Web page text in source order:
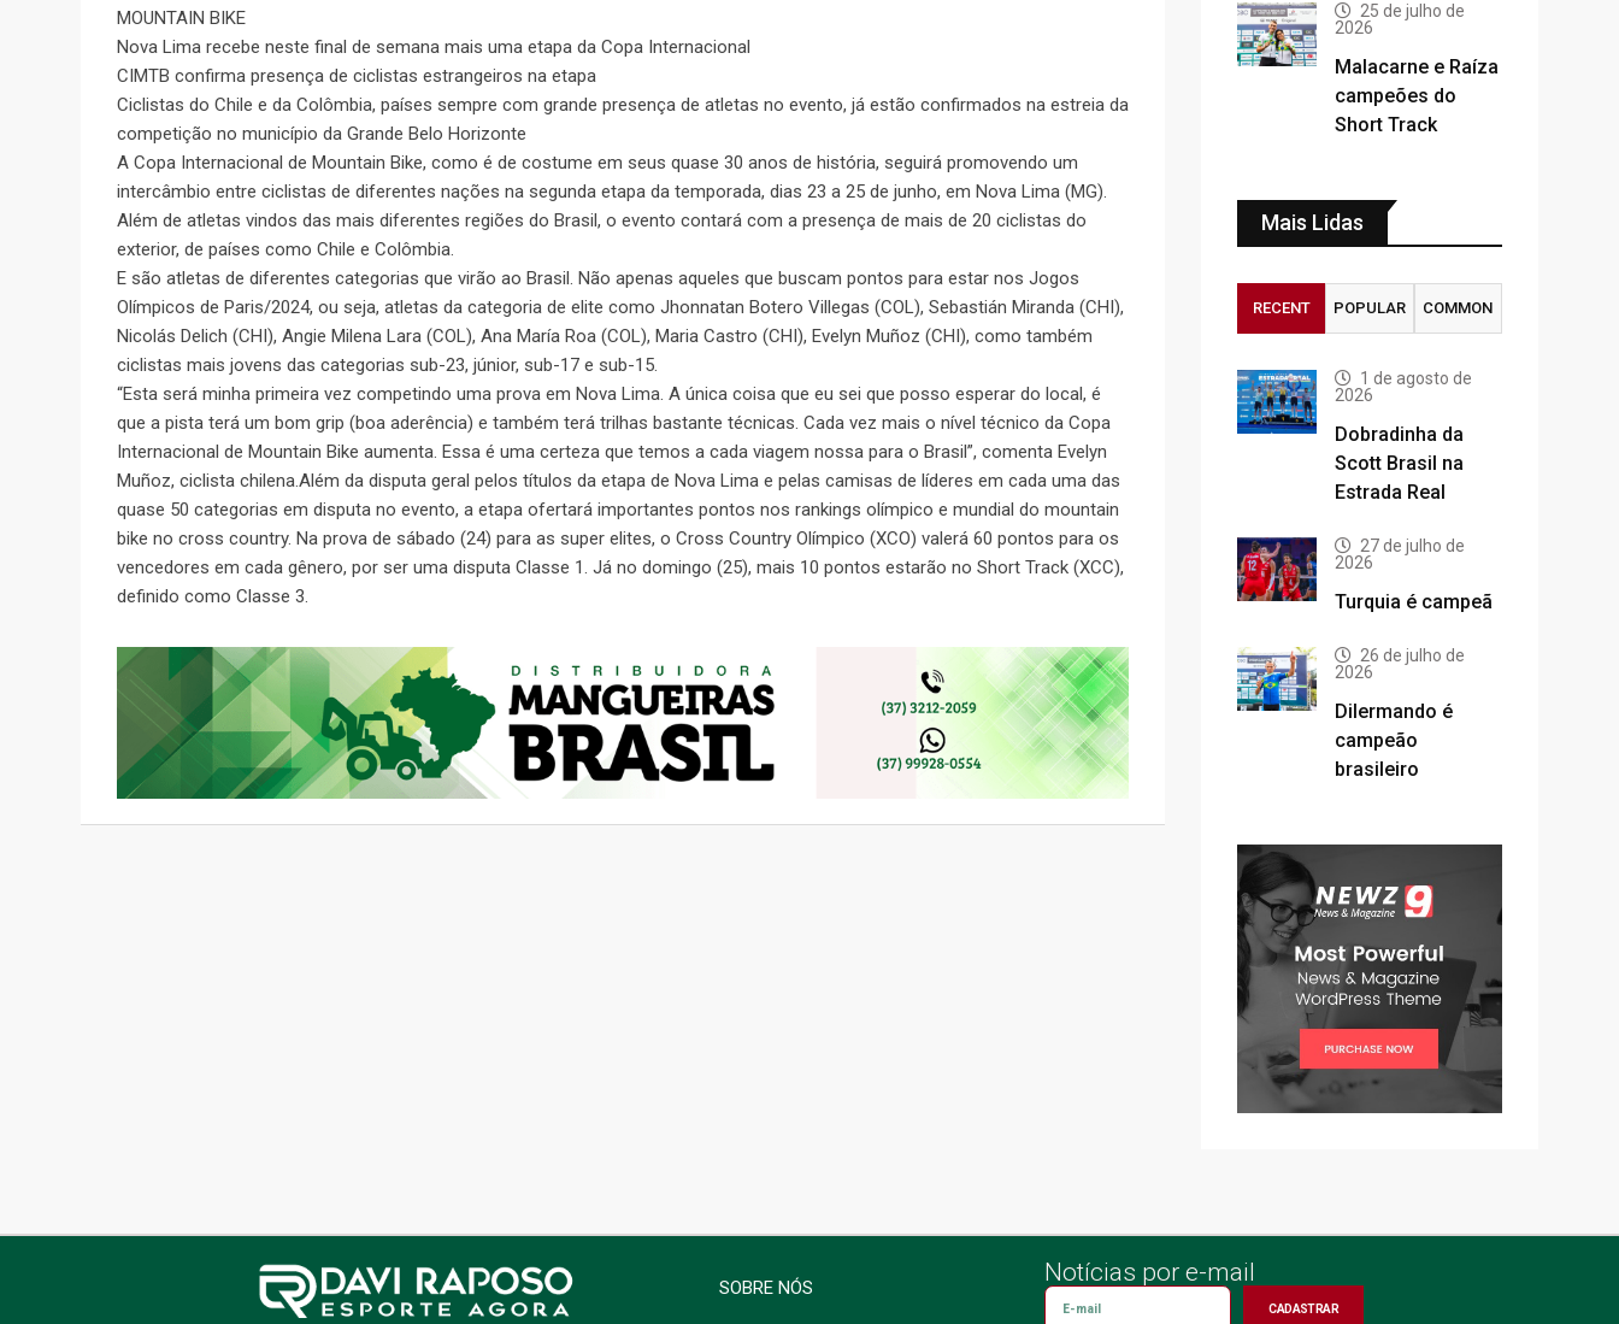
MOUNTAIN BIKE
Nova Lima recebe neste final de semana mais uma etapa da Copa Internacional
CIMTB confirma presença de ciclistas estrangeiros na etapa
Ciclistas do Chile e da Colômbia, países sempre com grande presença de atletas no evento, já estão confirmados na estreia da
competição no município da Grande Belo Horizonte
A Copa Internacional de Mountain Bike, como é de costume em seus quase 30 anos de história, seguirá promovendo um
intercâmbio entre ciclistas de diferentes nações na segunda etapa da temporada, dias 23 a 25 de junho, em Nova Lima (MG).
Além de atletas vindos das mais diferentes regiões do Brasil, o evento contará com a presença de mais de 20 ciclistas do
exterior, de países como Chile e Colômbia.
E são atletas de diferentes categorias que virão ao Brasil. Não apenas aqueles que buscam pontos para estar nos Jogos
Olímpicos de Paris/2024, ou seja, atletas da categoria de elite como Jhonnatan Botero Villegas (COL), Sebastián Miranda (CHI),
Nicolás Delich (CHI), Angie Milena Lara (COL), Ana María Roa (COL), Maria Castro (CHI), Evelyn Muñoz (CHI), como também
ciclistas mais jovens das categorias sub-23, júnior, sub-17 e sub-15.
“Esta será minha primeira vez competindo uma prova em Nova Lima. A única coisa que eu sei que posso esperar do local, é
que a pista terá um bom grip (boa aderência) e também terá trilhas bastante técnicas. Cada vez mais o nível técnico da Copa
Internacional de Mountain Bike aumenta. Essa é uma certeza que temos a cada viagem nossa para o Brasil”, comenta Evelyn
Muñoz, ciclista chilena.Além da disputa geral pelos títulos da etapa de Nova Lima e pelas camisas de líderes em cada uma das
quase 50 categorias em disputa no evento, a etapa ofertará importantes pontos nos rankings olímpico e mundial do mountain
bike no cross country. Na prova de sábado (24) para as super elites, o Cross Country Olímpico (XCO) valerá 60 pontos para os
vencedores em cada gênero, por ser uma disputa Classe 1. Já no domingo (25), mais 10 pontos estarão no Short Track (XCC),
definido como Classe 3.
25 de julho de
2026
Malacarne e Raíza
campeões do
Short Track
Mais Lidas
RECENT POPULAR COMMON
1 de agosto de
2026
Dobradinha da
Scott Brasil na
Estrada Real
27 de julho de
2026
Turquia é campeã
26 de julho de
2026
Dilermando é
campeão
brasileiro
SOBRE NÓS
Notícias por e-mail
CADASTRAR